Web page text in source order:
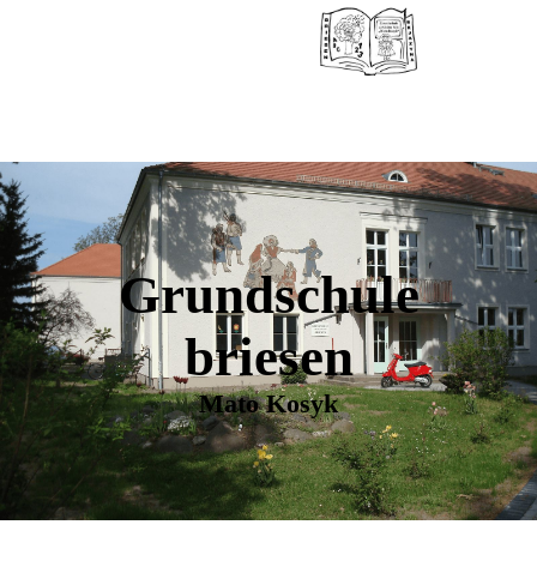
Grundschule
briesen
Mato Kosyk